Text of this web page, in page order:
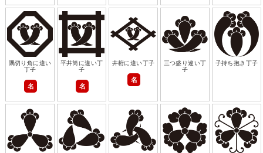
隅切り角に違い
丁子
名
平井筒に違い丁
子
名
井桁に違い丁子
名
三つ盛り違い丁
子
子持ち抱き丁子